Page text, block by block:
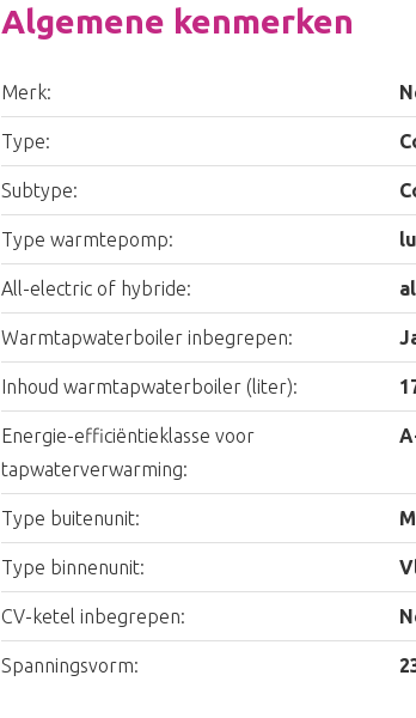
Algemene kenmerken
Merk:
Type:
Subtype:
Type warmtepomp:
All-electric of hybride:
Warmtapwaterboiler inbegrepen:
Inhoud warmtapwaterboiler (liter):
Energie-efficiëntieklasse voor
tapwaterverwarming:
Type buitenunit:
Type binnenunit:
CV-ketel inbegrepen:
Spanningsvorm: